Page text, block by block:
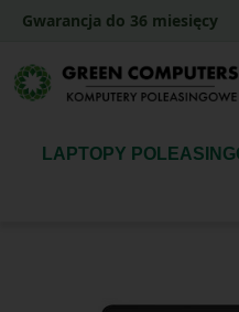
LAPTOPY
Gwarancja do 36 miesięcy